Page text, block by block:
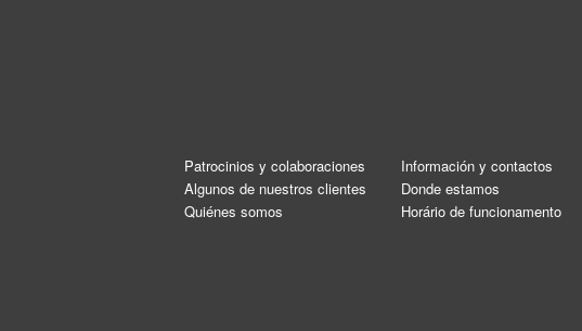
Patrocinios y colaboraciones
Algunos de nuestros clientes
Quiénes somos
Información y contactos
Donde estamos
Horário de funcionamento